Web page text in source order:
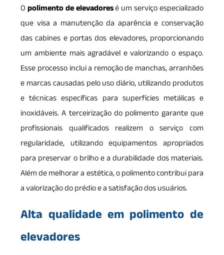
Opolimento de elevadoresé um serviço especializado
que visa a manutenção da aparência e conservação
das cabines e portas dos elevadores, proporcionando
um ambiente mais agradável e valorizando o espaço.
Esse processo inclui a remoção de manchas, arranhões
e marcas causadas pelo uso diário, utilizando produtos
e técnicas específicas para superfícies metálicas e
inoxidáveis. A terceirização do polimento garante que
profissionais qualificados realizem o serviço com
regularidade, utilizando equipamentos apropriados
para preservar o brilho e a durabilidade dos materiais.
Além de melhorar a estética, o polimento contribui para
a valorização do prédio e a satisfação dos usuários.
Alta qualidade em polimento de
elevadores